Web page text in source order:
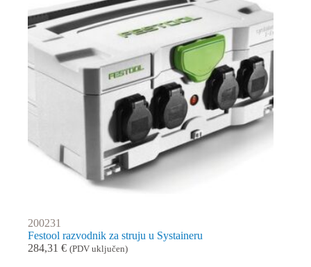
200231
Festool razvodnik za struju u Systaineru
284,31 € (PDV uključen)